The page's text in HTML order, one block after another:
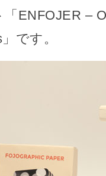
ENFOJER –
です。